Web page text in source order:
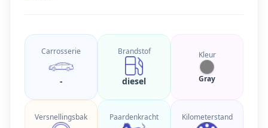
Carrosserie
-
Brandstof
diesel
Kleur
Gray
Versnellingsbak Paardenkracht Kilometerstand